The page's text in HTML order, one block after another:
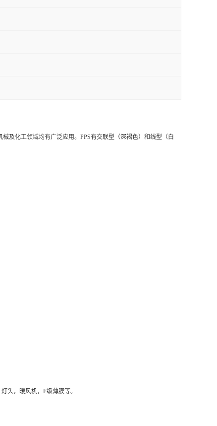
及化工领域均有广泛应用。PPS有交联型（深褐色）和线型（白
头，暖风机，F级薄膜等。